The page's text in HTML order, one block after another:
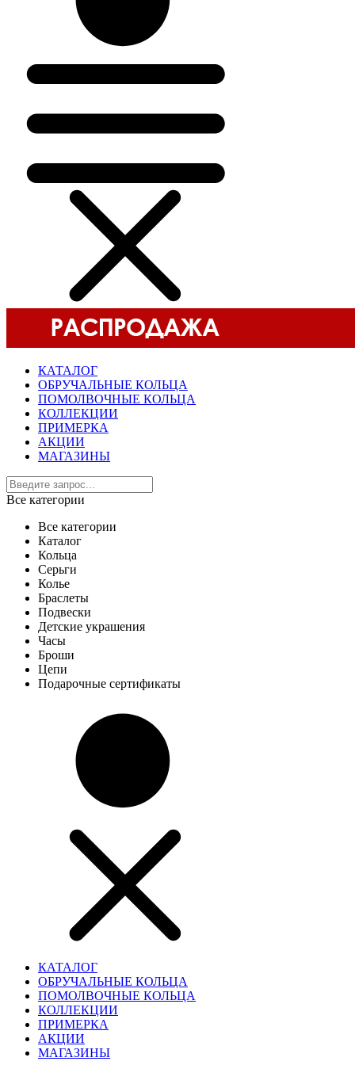
КАТАЛОГ
ОБРУЧАЛЬНЫЕ КОЛЬЦА
ПОМОЛВОЧНЫЕ КОЛЬЦА
КОЛЛЕКЦИИ
ПРИМЕРКА
АКЦИИ
МАГАЗИНЫ
Все категории
Все категории
Каталог
Кольца
Серьги
Колье
Браслеты
Подвески
Детские украшения
Часы
Броши
Цепи
Подарочные сертификаты
КАТАЛОГ
ОБРУЧАЛЬНЫЕ КОЛЬЦА
ПОМОЛВОЧНЫЕ КОЛЬЦА
КОЛЛЕКЦИИ
ПРИМЕРКА
АКЦИИ
МАГАЗИНЫ